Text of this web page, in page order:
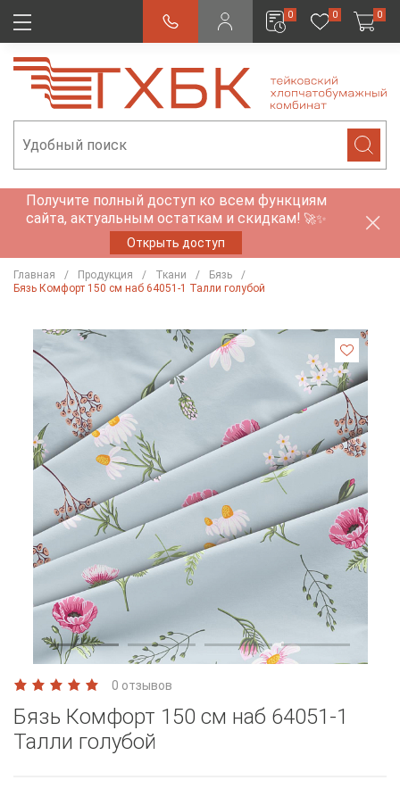
0 0 0
Получите полный доступ ко всем функциям
сайта, актуальным остаткам и скидкам! 🚀✨
Открыть доступ
Главная Продукция Ткани
Бязь
Бязь Комфорт 150 см наб 64051-1 Талли голубой
0 отзывов
Бязь Комфорт 150 см наб 64051-1
Талли голубой